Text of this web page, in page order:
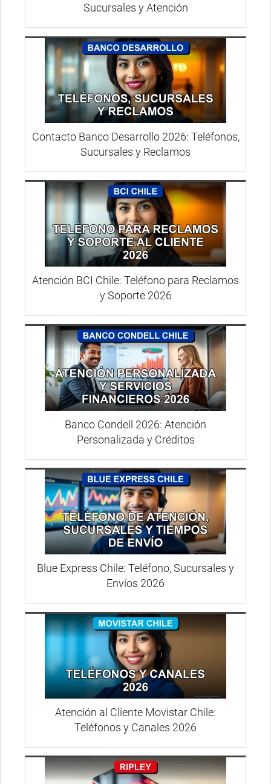
Sucursales y Atención
Contacto Banco Desarrollo 2026: Teléfonos,
Sucursales y Reclamos
Atención BCI Chile: Teléfono para Reclamos
y Soporte 2026
Banco Condell 2026: Atención
Personalizada y Créditos
Blue Express Chile: Teléfono, Sucursales y
Envíos 2026
Atención al Cliente Movistar Chile:
Teléfonos y Canales 2026